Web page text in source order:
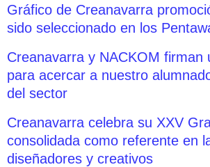
Gráfico de Creanavarra
sido seleccionado en los
Creanavarra y NACKOM firman
para acercar a nuestro
del sector
Creanavarra celebra su XXV
consolidada como referente en
diseñadores y creativos